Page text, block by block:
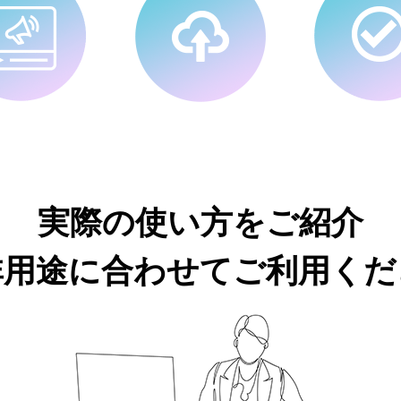
実際の使い方をご紹介
途に合わせてご利用く